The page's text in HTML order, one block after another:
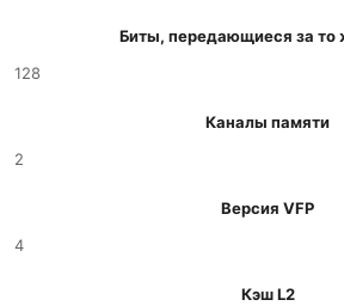
Биты, передающиеся за то
128
Каналы памяти
2
Версия VFP
4
Кэш L2